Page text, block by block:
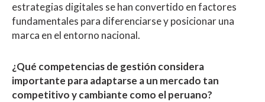
estrategias digitales se han convertido en factores
fundamentales para diferenciarse y posicionar una
marca en el entorno nacional.
¿Qué competencias de gestión considera
importante para adaptarse a un mercado tan
competitivo y cambiante como el peruano?